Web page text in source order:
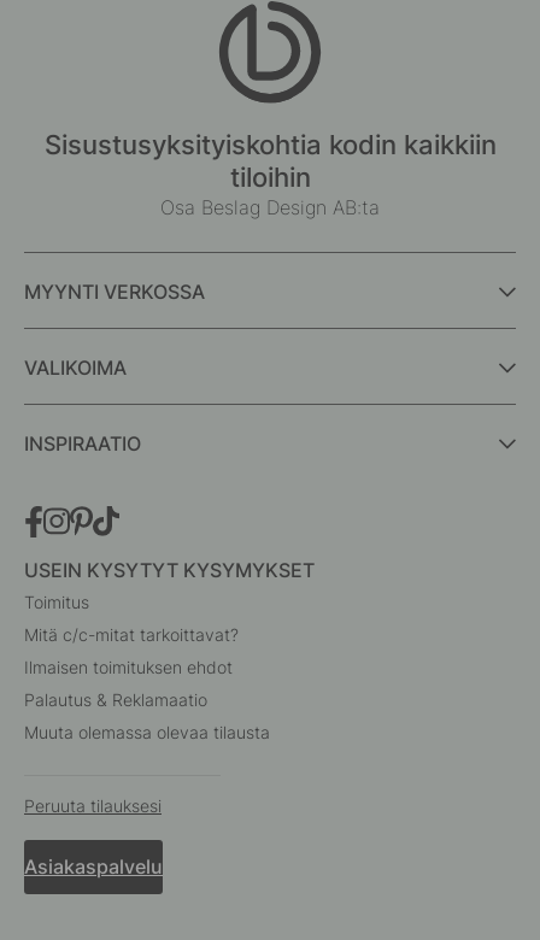
Sisustusyksityiskohtia kodin kaikkiin
tiloihin
Osa Beslag Design AB:ta
MYYNTI VERKOSSA
VALIKOIMA
INSPIRAATIO
USEIN KYSYTYT KYSYMYKSET
Toimitus
Mitä c/c-mitat tarkoittavat?
Ilmaisen toimituksen ehdot
Palautus & Reklamaatio
Muuta olemassa olevaa tilausta
Peruuta tilauksesi
Asiakaspalvelu